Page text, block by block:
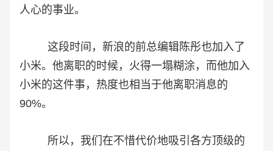
人心的事业。
这段时间，新浪的前总编辑陈彤也加入了
小米。他离职的时候，火得一塌糊涂，而他加入
小米的这件事，热度也相当于他离职消息的
90%。
所以，我们在不惜代价地吸引各方顶级的